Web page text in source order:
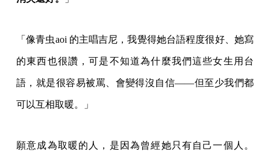
「像青虫aoi 的主唱吉尼，我覺得她台語程度很好、她寫
的東西也很讚，可是不知道為什麼我們這些女生用台
語，就是很容易被罵、會變得沒自信——但至少我們都
可以互相取暖。」
願意成為取暖的人，是因為曾經她只有自己一個人。